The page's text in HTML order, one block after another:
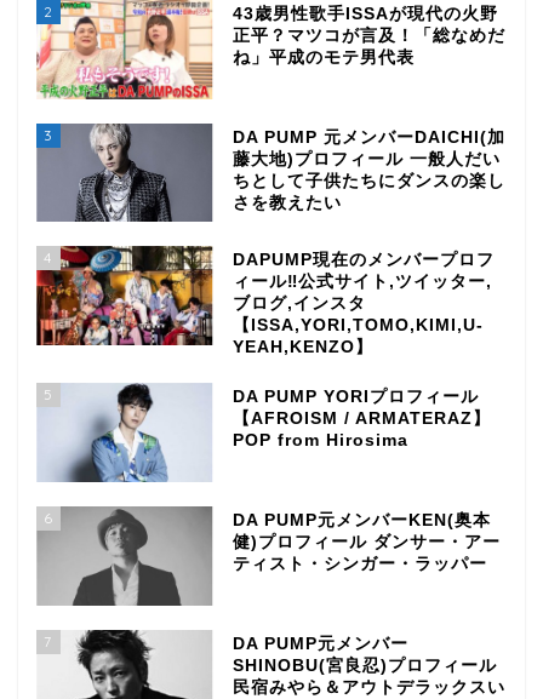
2
43歳男性歌手ISSAが現代の火野
正平？マツコが言及！「総なめだ
ね」平成のモテ男代表
3
DA PUMP 元メンバーDAICHI(加
藤大地)プロフィール 一般人だい
ちとして子供たちにダンスの楽し
さを教えたい
4
DAPUMP現在のメンバープロフ
ィール‼公式サイト,ツイッター,
ブログ,インスタ
【ISSA,YORI,TOMO,KIMI,U-
YEAH,KENZO】
5
DA PUMP YORIプロフィール
【AFROISM / ARMATERAZ】
POP from Hirosima
6
DA PUMP元メンバーKEN(奥本
健)プロフィール ダンサー・アー
ティスト・シンガー・ラッパー
7
DA PUMP元メンバー
SHINOBU(宮良忍)プロフィール
民宿みやら＆アウトデラックスい